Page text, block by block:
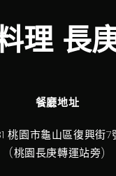
理 長
餐廳地址
桃園市龜山區復興街7
(桃園長庚轉運站旁)